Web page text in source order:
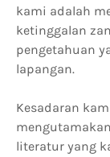
kami adalah
ketinggalan
pengetahuan
lapangan.
Kesadaran
literatur yang